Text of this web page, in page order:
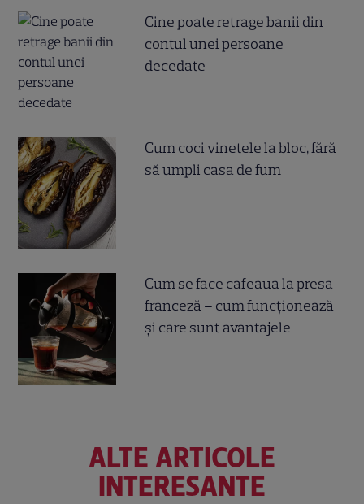
Cine poate retrage banii din
contul unei persoane
decedate
Cum coci vinetele la bloc, fără
să umpli casa de fum
Cum se face cafeaua la presa
franceză – cum funcționează
și care sunt avantajele
ALTE ARTICOLE
INTERESANTE